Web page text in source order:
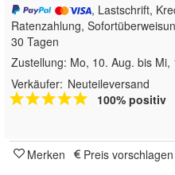
, Lastschrift,
Ratenzahlung,
30 Tagen
Zustellung: Mo, 10. Aug. bis Mi,
Verkäufer: Neuteileversand
100% positiv
Merken Preis vorschlagen